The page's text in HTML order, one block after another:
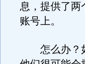
息，提供了两
账号上。
怎么办？如